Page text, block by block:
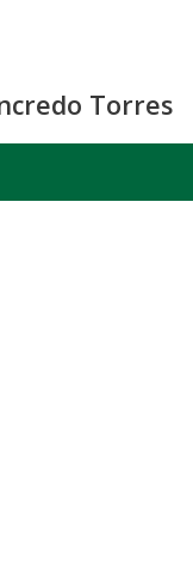
Torres